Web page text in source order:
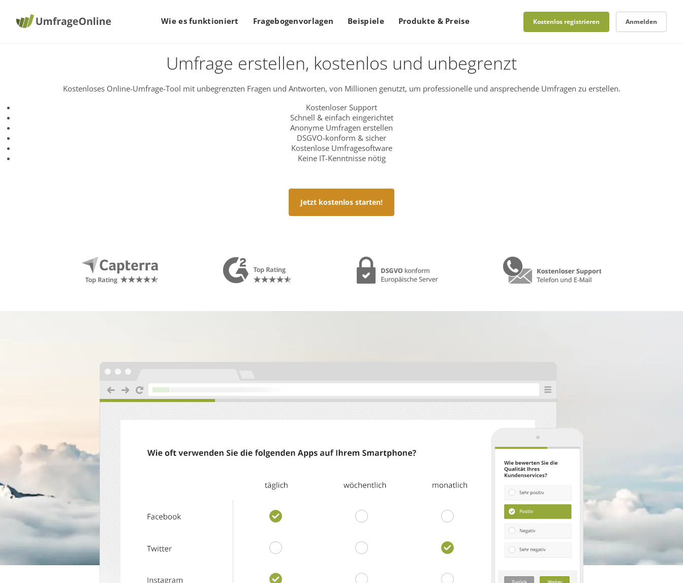
Wie es funktioniert Fragebogenvorlagen Beispiele Produkte & Preise Kostenlos registrieren Anmelden
Umfrage erstellen, kostenlos und unbegrenzt
Kostenloses Online-Umfrage-Tool mit unbegrenzten Fragen und Antworten, von Millionen genutzt, um professionelle und ansprechende Umfragen zu erstellen.
Kostenloser Support
Schnell & einfach eingerichtet
Anonyme Umfragen erstellen
DSGVO-konform & sicher
Kostenlose Umfragesoftware
Keine IT-Kenntnisse nötig
Jetzt kostenlos starten!